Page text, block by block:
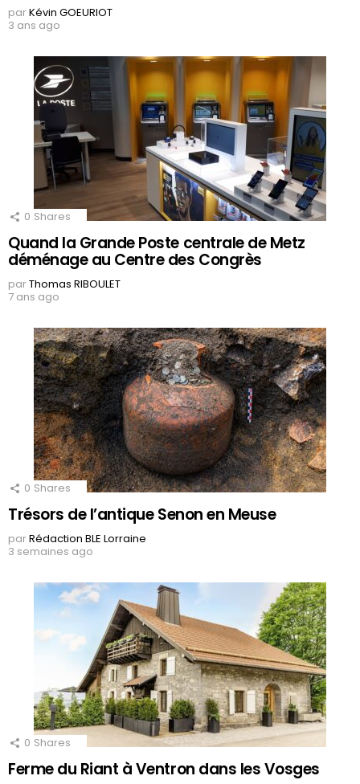
parKévin GOEURIOT
3 ans ago
0 Shares
Quand la Grande Poste centrale de Metz
déménage au Centre des Congrès
parThomas RIBOULET
7 ans ago
0 Shares
Trésors de l’antique Senon en Meuse
parRédaction BLE Lorraine
3 semaines ago
0 Shares
Ferme du Riant à Ventron dans les Vosges